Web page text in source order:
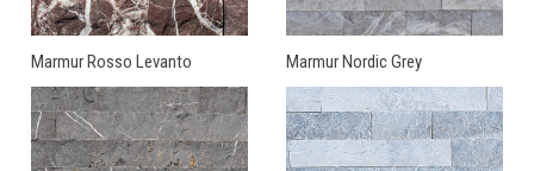
Marmur Rosso Levanto Marmur Nordic Grey